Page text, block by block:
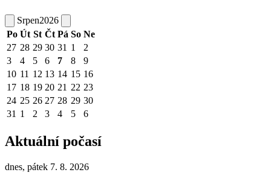
Srpen2026
Po Út St Čt Pá So Ne
27 28 29 30 31 1
2
3
4 5 6 7 8
9
10 11 12 13 14 15 16
17 18 19 20 21 22 23
24 25 26 27 28 29 30
31 1 2 3 4 5 6
Aktuální počasí
dnes, pátek 7. 8. 2026